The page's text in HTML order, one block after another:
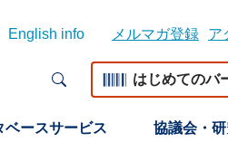
English info メルマガ登録 ア
はじめてのバ
ベースサービス 協議会・